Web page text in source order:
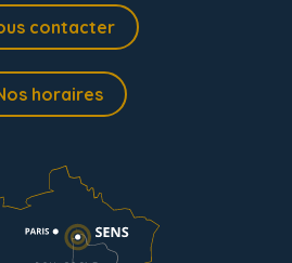
contacter
horaires